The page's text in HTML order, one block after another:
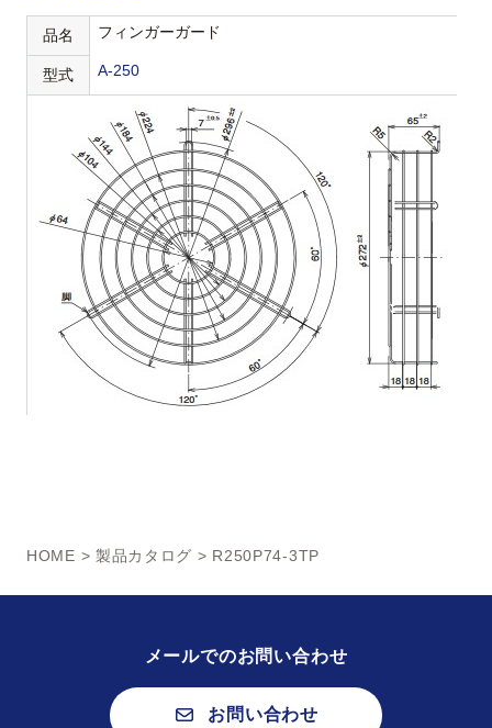
品名 フィンガーガード
型式 A-250
HOME > 製品カタログ > R250P74-3TP
メールでのお問い合わせ
お問い合わせ